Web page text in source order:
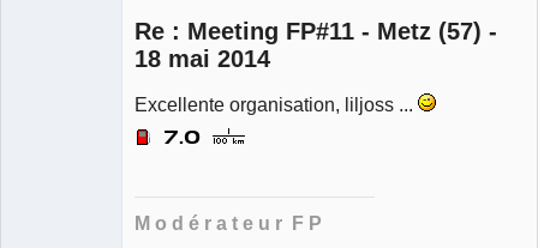
Re : Meeting FP#11 - Metz (57) -
18 mai 2014
Excellente organisation, liljoss ...
M o d é r a t e u r F P